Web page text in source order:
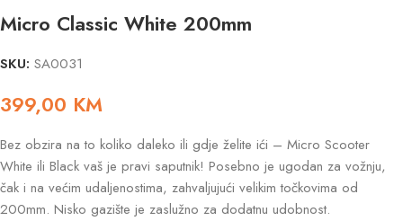
Micro Classic White 200mm
SKU: SA0031
399,00 KM
Bez obzira na to koliko daleko ili gdje želite ići – Micro Scooter
White ili Black vaš je pravi saputnik! Posebno je ugodan za vožnju,
čak i na većim udaljenostima, zahvaljujući velikim točkovima od
200mm. Nisko gazište je zaslužno za dodatnu udobnost.